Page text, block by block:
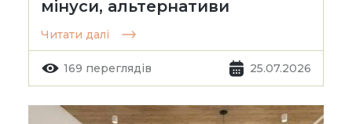
мінуси, альтернативи
Читати далі
169 переглядів 25.07.2026